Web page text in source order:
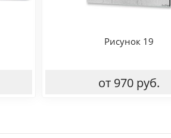
Рисунок 19
от 970 руб.